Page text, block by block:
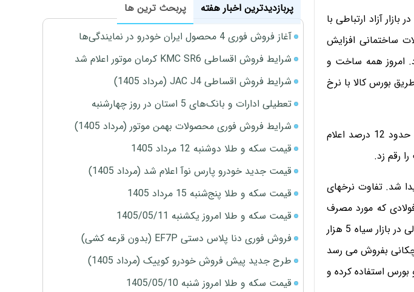
آزاد ارتباطی با
ساختمانی افزایش
امروز همه ساخت و
بورس کالا با نرخ
امیر حسین کاوه دبیر اتحادیه لوله و پروفیل فولادی کشور گفت: وقتی تورم رسمی سال 96، حدود 12 درصد اعلام
هویدا شد. تفاوت نرخهای
رسد، مثلا ورقهای فولادی که مورد مصرف
صدها صنعت پایین دستی است در بورس کالا به صورت نقطه ای و ناخالص 3 هزار تومان ولی در بازار سیاه 5 هزار
چکانی بفروش می رسد
بورس استفاده کرده و
پربازدیدترین اخبار هفته
پربحث ترین ها
آغاز فروش فوری 4 محصول ایران خودرو در نمایندگی‌ها
شرایط فروش اقساطی KMC SR6 کرمان موتور اعلام شد
شرایط فروش اقساطی JAC J4 (مرداد 1405)
تعطیلی ادارات و بانک‌های 5 استان در روز چهارشنبه
شرایط فروش فوری محصولات بهمن موتور (مرداد 1405)
قیمت سکه و طلا دوشنبه 12 مرداد 1405
قیمت جدید خودرو پارس نوآ اعلام شد (مرداد 1405)
قیمت سکه و طلا پنج‌شنبه 15 مرداد 1405
قیمت سکه و طلا امروز یکشنبه 1405/05/11
فروش فوری دنا پلاس دستی EF7P (بدون قرعه کشی)
طرح جدید پیش فروش خودرو کوییک (مرداد 1405)
قیمت سکه و طلا امروز شنبه 1405/05/10